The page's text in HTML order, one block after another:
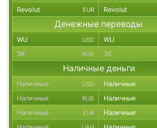
Revolut EUR Revolut
Денежные переводы
WU USD WU
ЗК RUB ЗК
Наличные деньги
Наличные USD Наличные
Наличные RUB Наличные
Наличные EUR Наличные